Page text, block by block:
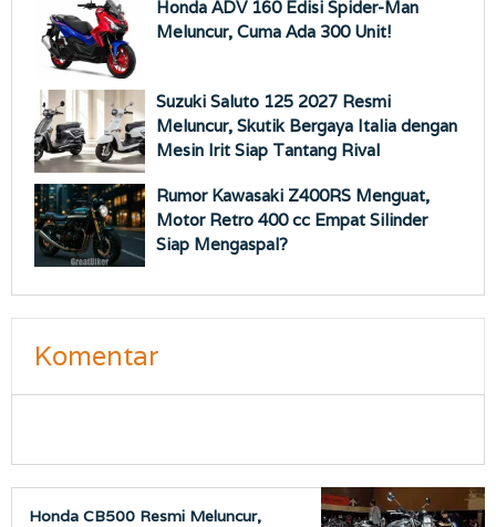
Honda ADV 160 Edisi Spider-Man
Meluncur, Cuma Ada 300 Unit!
Suzuki Saluto 125 2027 Resmi
Meluncur, Skutik Bergaya Italia dengan
Mesin Irit Siap Tantang Rival
Rumor Kawasaki Z400RS Menguat,
Motor Retro 400 cc Empat Silinder
Siap Mengaspal?
Komentar
Honda CB500 Resmi Meluncur,